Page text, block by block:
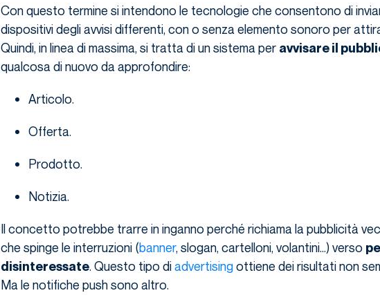
Con questo termine si intendono le tecnologie che consentono di
dispositivi degli avvisi differenti, con o senza elemento sonoro per
Quindi, in linea di massima, si tratta di un sistema per avvisare il
qualcosa di nuovo da approfondire:
Articolo.
Offerta.
Prodotto.
Notizia.
Il concetto potrebbe trarre in inganno perché richiama la pubblicità
che spinge le interruzioni (banner, slogan, cartelloni, volantini…) verso
disinteressate. Questo tipo diadvertisingottiene dei risultati non
Ma le notifiche push sono altro.